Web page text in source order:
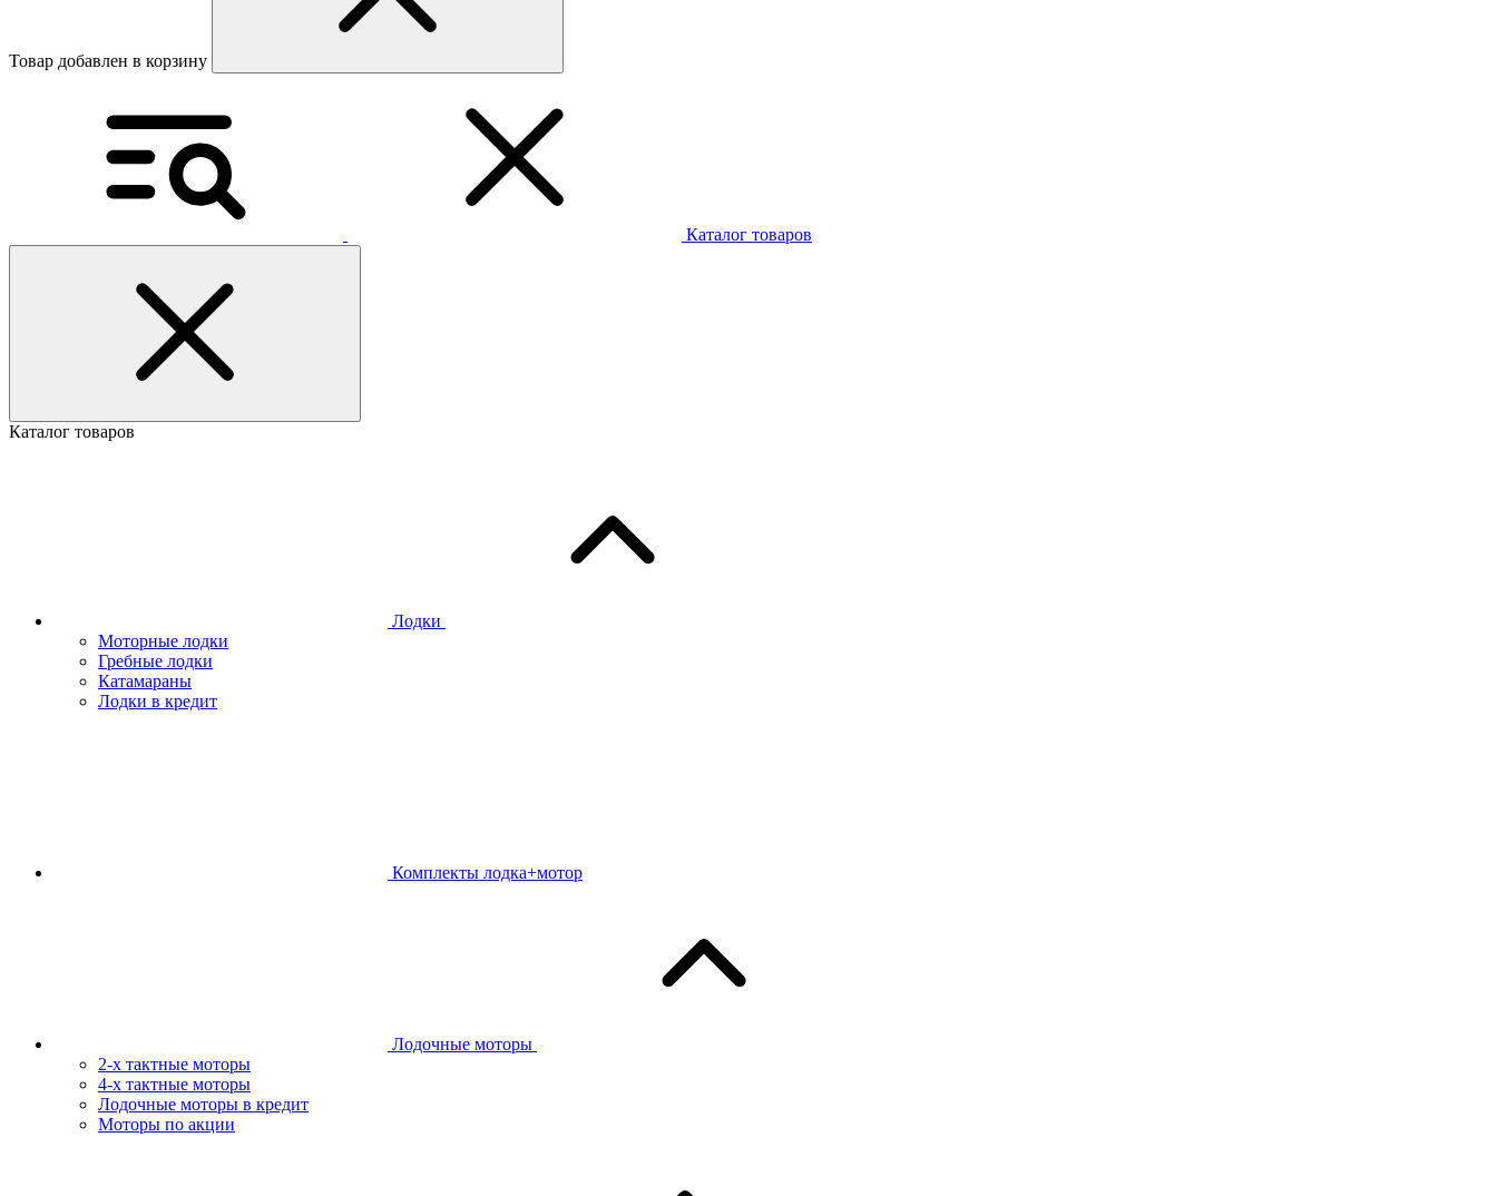
Товар добавлен в корзину
Каталог товаров
Каталог товаров
Лодки
Моторные лодки
Гребные лодки
Катамараны
Лодки в кредит
Комплекты лодка+мотор
Лодочные моторы
2-х тактные моторы
4-х тактные моторы
Лодочные моторы в кредит
Моторы по акции